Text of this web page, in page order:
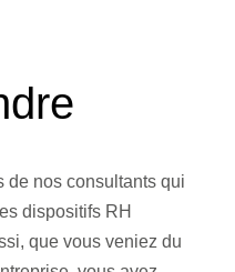
de nos consultants qui
dispositifs RH
que vous veniez du